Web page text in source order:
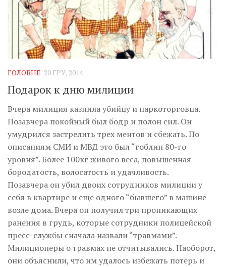
ГОЛОВНЕ 20 ГРУ, 2014
Подарок к дню милиции
Вчера милиция казнила убийцу и наркоторговца.
Позавчера покойный был бодр и полон сил. Он
умудрился застрелить трех ментов и сбежать. По
описаниям СМИ и МВД это был “гоблин 80-го
уровня”. Более 100кг живого веса, повышенная
бородатость, волосатость и удачливость.
Позавчера он убил двоих сотрудников милиции у
себя в квартире и еще одного “бывшего” в машине
возле дома. Вчера он получил три проникающих
ранения в грудь, которые сотрудники полицейской
пресс-службы сначала назвали “травмами”.
Милиционеры о травмах не отчитывались. Наоборот,
они объяснили, что им удалось избежать потерь и